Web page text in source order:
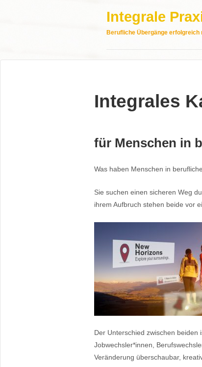
Integrale
Berufliche Übergänge erfolgreich
Integrales
für Menschen in
Was haben Menschen in
Sie suchen einen sicheren Weg
ihrem Aufbruch stehen beide vor
Der Unterschied zwischen
Jobwechsler*innen,
Veränderung überschaubar,